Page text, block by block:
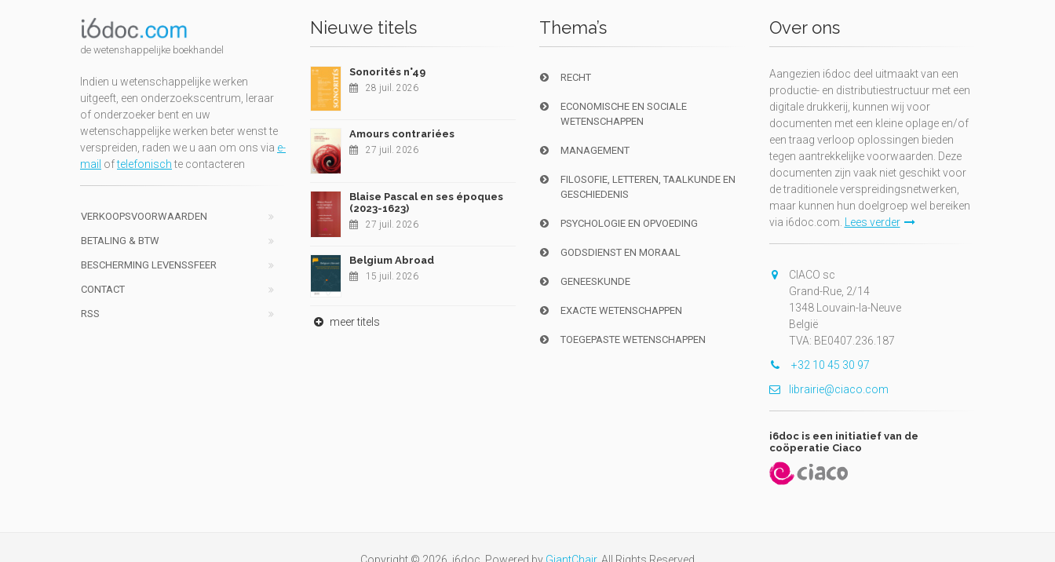
de wetenshappelijke boekhandel
Indien u wetenschappelijke werken
uitgeeft, een onderzoekscentrum, leraar
of onderzoeker bent en uw
wetenschappelijke werken beter wenst te
verspreiden, raden we u aan om ons via e-
mail oftelefonischte contacteren
VERKOOPSVOORWAARDEN
BETALING & BTW
BESCHERMING LEVENSSFEER
CONTACT
RSS
Nieuwe titels
Sonorités n°49
28 juil. 2026
Amours contrariées
27 juil. 2026
Blaise Pascal en ses époques
(2023-1623)
27 juil. 2026
Belgium Abroad
15 juil. 2026
meer titels
Thema’s
RECHT
ECONOMISCHE EN SOCIALE
WETENSCHAPPEN
MANAGEMENT
FILOSOFIE, LETTEREN, TAALKUNDE EN
GESCHIEDENIS
PSYCHOLOGIE EN OPVOEDING
GODSDIENST EN MORAAL
GENEESKUNDE
EXACTE WETENSCHAPPEN
TOEGEPASTE WETENSCHAPPEN
Over ons
Aangezien i6doc deel uitmaakt van een
productie- en distributiestructuur met een
digitale drukkerij, kunnen wij voor
documenten met een kleine oplage en/of
een traag verloop oplossingen bieden
tegen aantrekkelijke voorwaarden. Deze
documenten zijn vaak niet geschikt voor
de traditionele verspreidingsnetwerken,
maar kunnen hun doelgroep wel bereiken
via i6doc.com.
Lees verder
CIACO sc
Grand-Rue, 2/14
1348 Louvain-la-Neuve
België
TVA: BE0407.236.187
+32 10 45 30 97
librairie@ciaco.com
i6doc is een initiatief van de
coöperatie Ciaco